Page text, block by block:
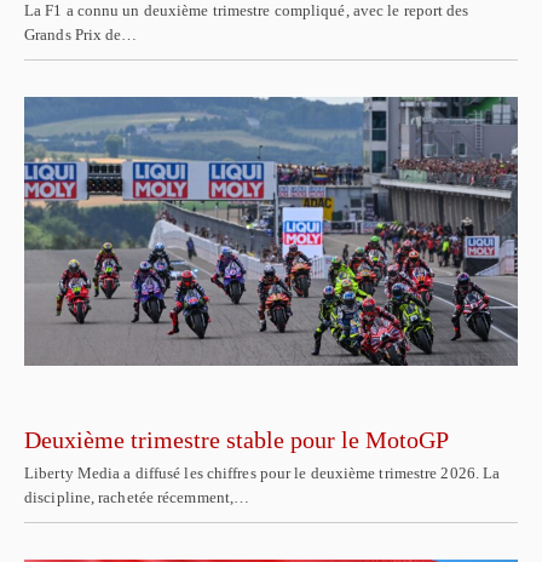
La F1 a connu un deuxième trimestre compliqué, avec le report des
Grands Prix de…
Deuxième trimestre stable pour le MotoGP
Liberty Media a diffusé les chiffres pour le deuxième trimestre 2026. La
discipline, rachetée récemment,…